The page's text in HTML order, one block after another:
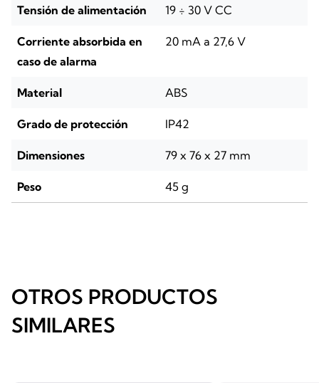
Tensión de alimentación 19 ÷ 30 V CC
Corriente absorbida en
caso de alarma
20 mA a 27,6 V
Material ABS
Grado de protección IP42
Dimensiones 79 x 76 x 27 mm
Peso 45 g
OTROS PRODUCTOS
SIMILARES